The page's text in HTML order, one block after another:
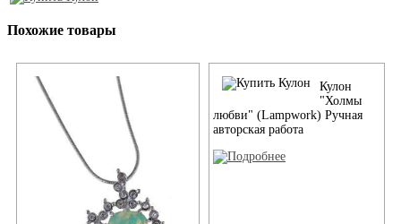
Похожие товары
Кулон
"Холмы
любви" (Lampwork) Ручная
авторская работа